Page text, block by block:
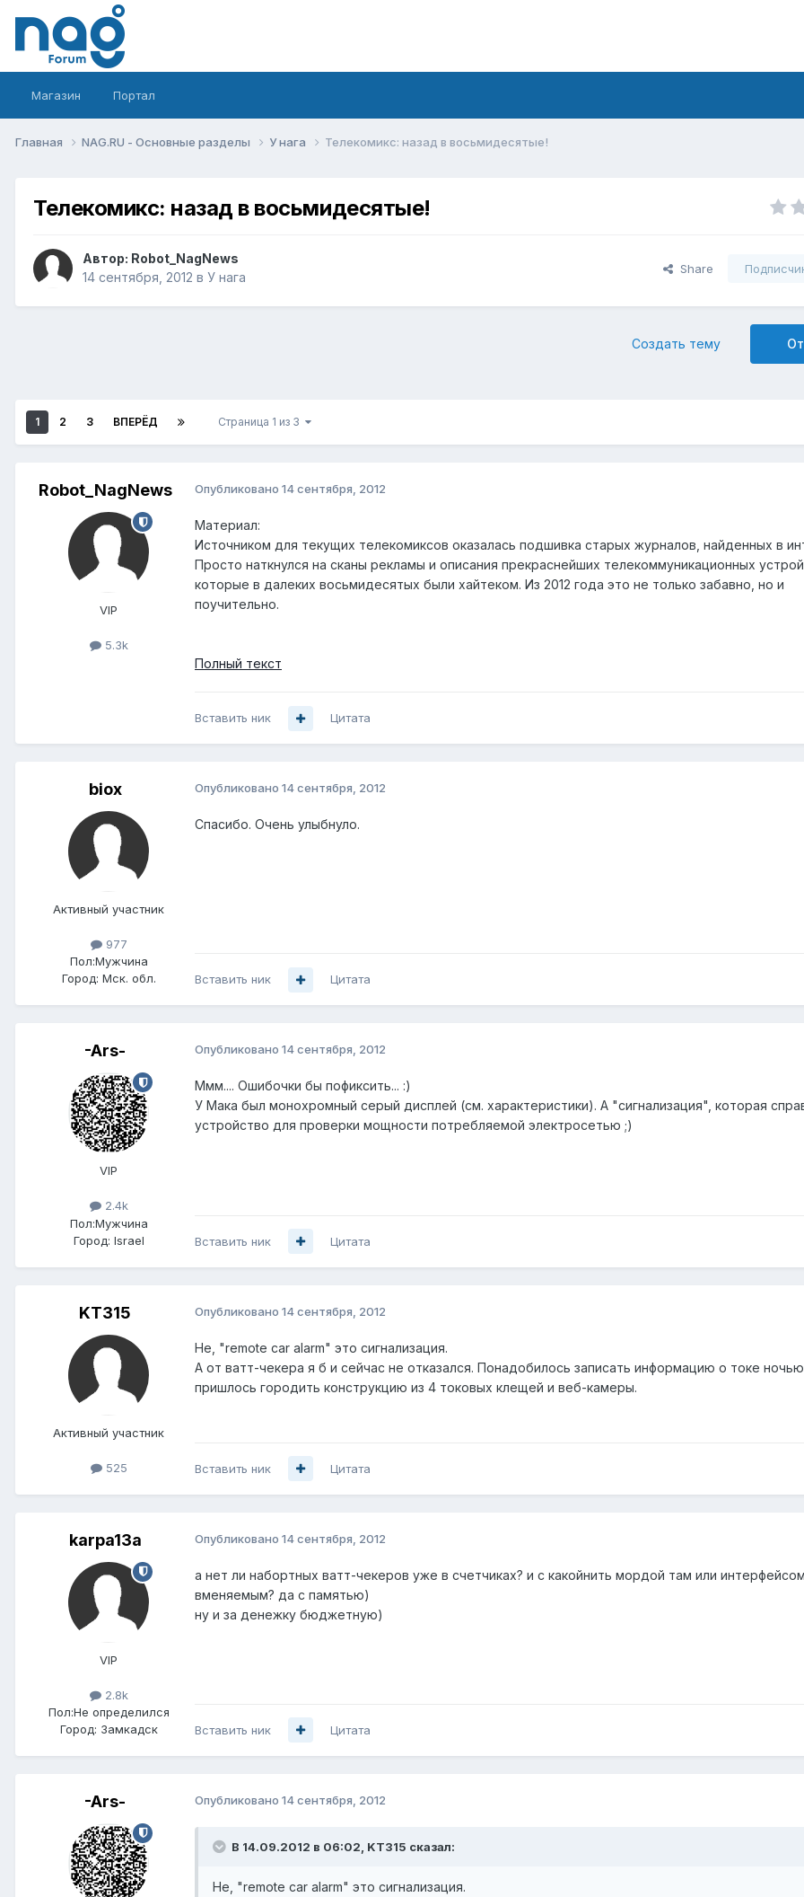
Магазин Портал
Главная NAG.RU - Основные разделы У нага Телекомикс: назад в восьмидесятые!
Телекомикс: назад в восьмидесятые!
Автор: Robot_NagNews
14 сентября, 2012 в У нага
Share
Создать тему
1 2 3 ВПЕРЁД Страница 1 из 3
Robot_NagNews
VIP
5.3k
Опубликовано 14 сентября, 2012
Материал:
Источником для текущих телекомиксов оказалась подшивка старых журналов, найденных в
Просто наткнулся на сканы рекламы и описания прекраснейших телекоммуникационных
которые в далеких восьмидесятых были хайтеком. Из 2012 года это не только забавно, но и
поучительно.
Полный текст
Вставить ник Цитата
biox
Активный участник
977
Пол:Мужчина
Город: Мск. обл.
Опубликовано 14 сентября, 2012
Спасибо. Очень улыбнуло.
Вставить ник Цитата
-Ars-
VIP
2.4k
Пол:Мужчина
Город: Israel
Опубликовано 14 сентября, 2012
Ммм.... Ошибочки бы пофиксить... :)
У Мака был монохромный серый дисплей (см. характеристики). А "сигнализация", которая
устройство для проверки мощности потребляемой электросетью ;)
Вставить ник Цитата
KT315
Активный участник
525
Опубликовано 14 сентября, 2012
Не, "remote car alarm" это сигнализация.
А от ватт-чекера я б и сейчас не отказался. Понадобилось записать информацию о токе
пришлось городить конструкцию из 4 токовых клещей и веб-камеры.
Вставить ник Цитата
karpa13a
VIP
2.8k
Пол:Не определился
Город: Замкадск
Опубликовано 14 сентября, 2012
а нет ли набортных ватт-чекеров уже в счетчиках? и с какойнить мордой там или
вменяемым? да с памятью)
ну и за денежку бюджетную)
Вставить ник Цитата
-Ars- Опубликовано 14 сентября, 2012
В 14.09.2012 в 06:02, KT315 сказал:
Не, "remote car alarm" это сигнализация.